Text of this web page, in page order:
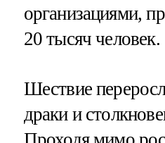
организациями,
20 тысяч человек.
Шествие
драки и